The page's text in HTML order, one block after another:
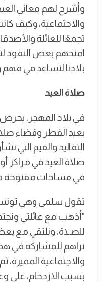
وأشرح لهم معاني
والاجتماعية، وكيف
تجمعًا للعائلة
امنحهم بعض النقود
بلادنا لتساعد في فهم
صلاة العيد
في بلاد المهجر،
بعيد الفطر وقضاء
التقاليد والقيم التي
صلاة العيد في مراكز
في مساحات مفتوحة
تقول سلمى وهي
"أذهب مع عائلتي
للصلاة، ونلتقي مع
نراهم للمشاركة في
والاجتماعية المميزة،
بسبب الازدحام، على